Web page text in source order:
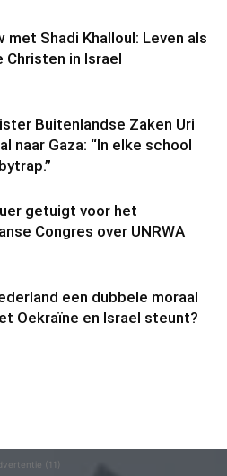
met Shadi Khalloul: Leven als
Christen in Israel
Buitenlandse Zaken Uri
naar Gaza: “In elke school
getuigt voor het
Congres over UNRWA
een dubbele moraal
Oekraïne en Israel steunt?
(11)